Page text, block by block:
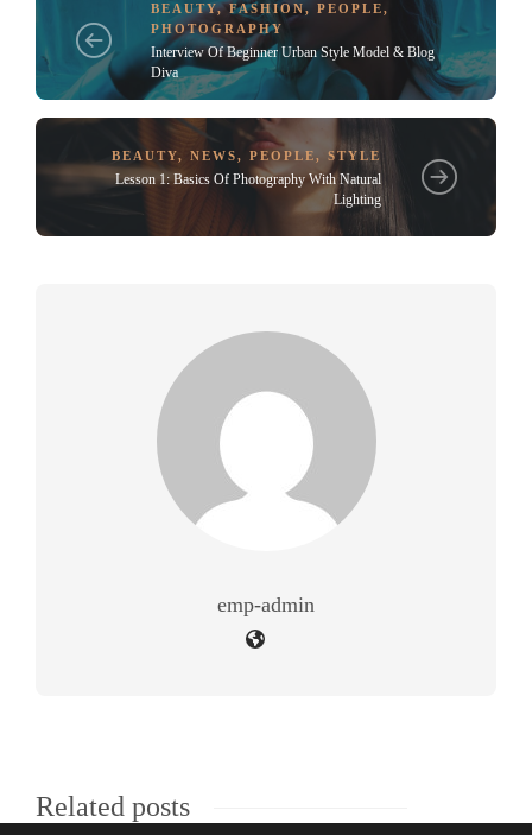
BEAUTY,FASHION, PEOPLE,
PHOTOGRAPHY
Interview Of Beginner Urban Style Model & Blog
Diva
BEAUTY, NEWS, PEOPLE, STYLE
Lesson 1: Basics Of Photography With Natural
Lighting
emp-admin
Related posts